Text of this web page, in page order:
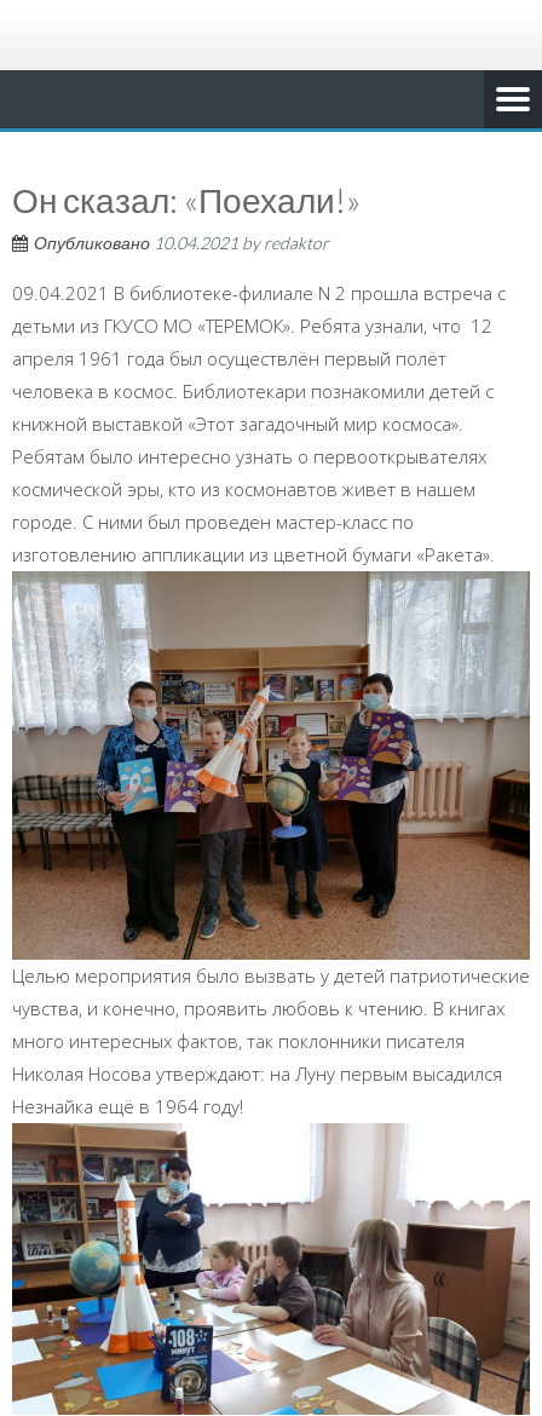
Он сказал: «Поехали!»
Опубликовано 10.04.2021 byredaktor
09.04.2021 В библиотеке-филиале N 2 прошла встреча с
детьми из ГКУСО МО «ТЕРЕМОК». Ребята узнали, что 12
апреля 1961 года был осуществлён первый полёт
человека в космос. Библиотекари познакомили детей с
книжной выставкой «Этот загадочный мир космоса».
Ребятам было интересно узнать о первооткрывателях
космической эры, кто из космонавтов живет в нашем
городе. С ними был проведен мастер-класс по
изготовлению аппликации из цветной бумаги «Ракета».
Целью мероприятия было вызвать у детей патриотические
чувства, и конечно, проявить любовь к чтению. В книгах
много интересных фактов, так поклонники писателя
Николая Носова утверждают: на Луну первым высадился
Незнайка ещё в 1964 году!